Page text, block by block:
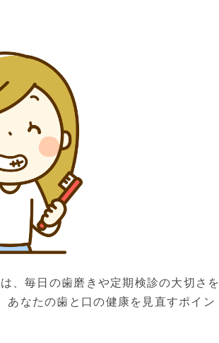
、毎日の歯磨きや定期検診の大切さを
あなたの歯と口の健康を見直すポイン